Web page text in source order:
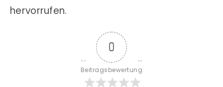
hervorrufen.
0
Beitragsbewertung